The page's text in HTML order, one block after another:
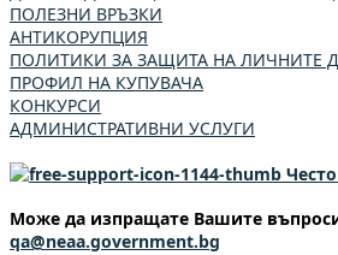
ПОЛЕЗНИ ВРЪЗКИ
АНТИКОРУПЦИЯ
ПОЛИТИКИ ЗА ЗАЩИТА НА ЛИЧНИТЕ
ПРОФИЛ НА КУПУВАЧА
КОНКУРСИ
АДМИНИСТРАТИВНИ УСЛУГИ
Може да изпращате Вашите
qa@neaa.government.bg